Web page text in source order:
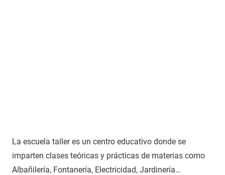
La escuela taller es un centro educativo donde se
imparten clases teóricas y prácticas de materias como
Albañilería, Fontanería, Electricidad, Jardinería…